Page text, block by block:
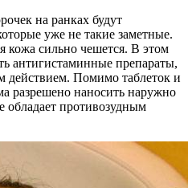
на ранках будут
уже не такие заметные.
кожа сильно чешется. В этом
антигистаминные препараты,
Помимо таблеток и
разрешено наносить наружно
обладает противозудным